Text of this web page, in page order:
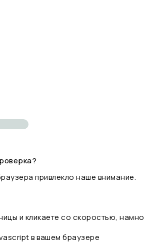
привлекло наше внимание.
и кликаете со скоростью,
в вашем браузере